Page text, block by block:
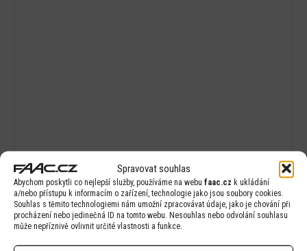
Spravovat souhlas
Abychom poskytli co nejlepší služby, používáme na webu faac.cz k ukládání
a/nebo přístupu k informacím o zařízení, technologie jako jsou soubory cookies.
Souhlas s těmito technologiemi nám umožní zpracovávat údaje, jako je chování při
procházení nebo jedinečná ID na tomto webu. Nesouhlas nebo odvolání souhlasu
může nepříznivě ovlivnit určité vlastnosti a funkce.
Plastový box E